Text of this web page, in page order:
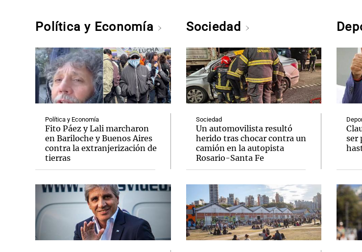
Política y Economía
Política y Economía
Fito Páez y Lali marcharon
en Bariloche y Buenos Aires
contra la extranjerización de
tierras
Sociedad
Sociedad
Un automovilista resultó
herido tras chocar contra un
camión en la autopista
Rosario-Santa Fe
ser